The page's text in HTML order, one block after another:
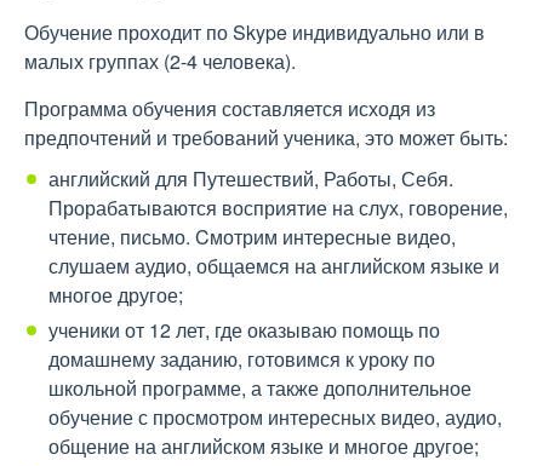
Обучение проходит по Skype индивидуально или в
малых группах (2-4 человека).
Программа обучения составляется исходя из
предпочтений и требований ученика, это может быть:
английский для Путешествий, Работы, Себя.
Прорабатываются восприятие на слух, говорение,
чтение, письмо. Cмотрим интересные видео,
слушаем аудио, общаемся на английском языке и
многое другое;
ученики от 12 лет, где оказываю помощь по
домашнему заданию, готовимся к уроку по
школьной программе, а также дополнительное
обучение с просмотром интересных видео, аудио,
общение на английском языке и многое другое;